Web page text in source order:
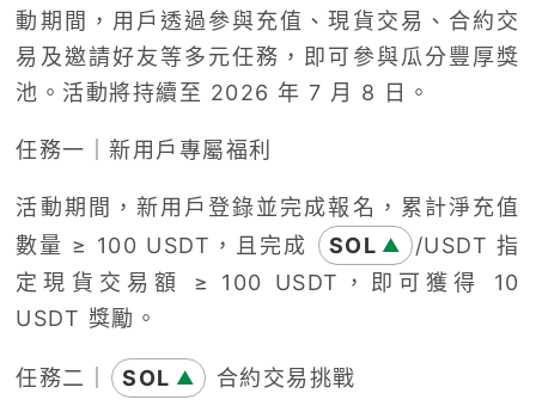
動期間，用戶透過參與充值、現貨交易、合約交
易及邀請好友等多元任務，即可參與瓜分豐厚獎
池。活動將持續至 2026 年 7 月 8 日。
任務一｜新用戶專屬福利
活動期間，新用戶登錄並完成報名，累計淨充值
數量 ≥ 100 USDT，且完成
SOL ▲
/USDT 指
定現貨交易額 ≥ 100 USDT，即可獲得 10
USDT 獎勵。
任務二｜ SOL ▲ 合約交易挑戰